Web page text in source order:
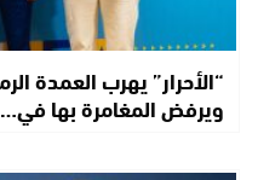
“الأحرار” يهرب العمدة
ويرفض المغامرة بها في…